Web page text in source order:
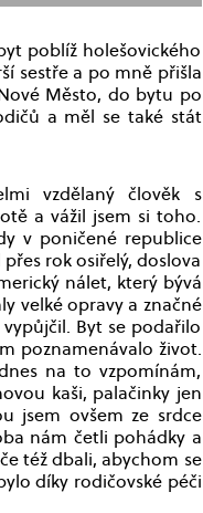
poblíž holešovického
sestře a po mně přišla
Město, do bytu po
a měl se také stát
vzdělaný člověk s
a vážil jsem si toho.
v poničené republice
rok osiřelý, doslova
nálet, který bývá
velké opravy a značné
Byt se podařilo
poznamenávalo život.
na to vzpomínám,
kaši, palačinky jen
jsem ovšem ze srdce
nám četli pohádky a
též dbali, abychom se
díky rodičovské péči